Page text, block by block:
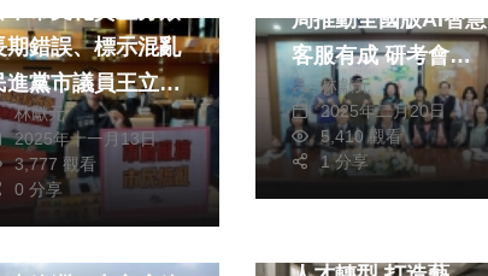
期錯誤、標示混亂
進黨市議員王立任
求文化局全面檢討
重新審定現行分類
林獻元
2025年十一月13日
3,777 觀看
0 分享
局推動全國版AI智慧
客服有成 研考會組
隊參訪交流
林獻元
2025年二月20日
5,410 觀看
1 分享
政治 健康及醫療 財經及消費
「企業人力資源提升